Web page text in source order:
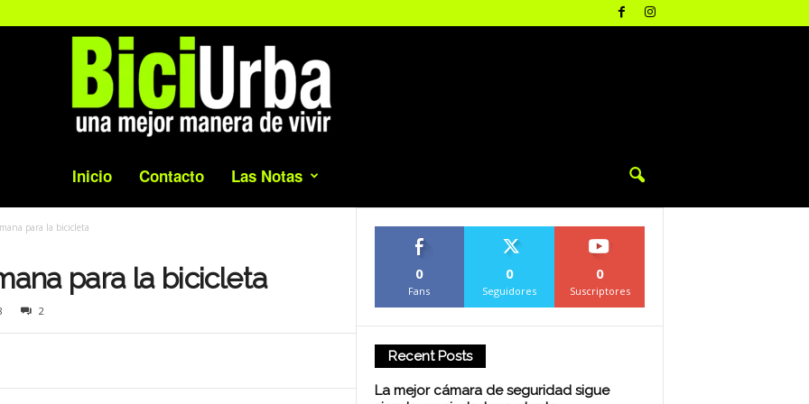
Inicio Contacto Las Notas
para la bicicleta
para la bicicleta
2
0
Fans
0
Seguidores
0
Suscriptores
Recent Posts
La mejor cámara de seguridad sigue